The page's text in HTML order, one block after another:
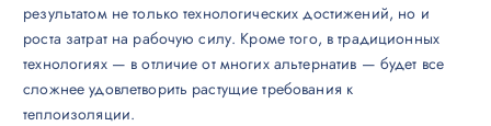
результатом не только технологических достижений, но и
роста затрат на рабочую силу. Кроме того, в традиционных
технологиях — в отличие от многих альтернатив — будет все
сложнее удовлетворить растущие требования к
теплоизоляции.